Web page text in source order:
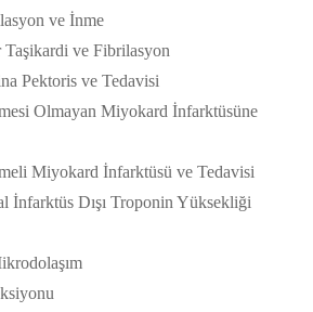
ve İnme
ve Fibrilasyon
Pektoris ve Tedavisi
Olmayan Miyokard İnfarktüsüne
Miyokard İnfarktüsü ve Tedavisi
Dışı Troponin Yüksekliği